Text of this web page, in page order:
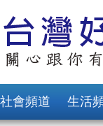
社會頻道 生活